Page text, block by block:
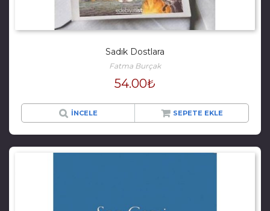
Sadık Dostlara
Fatma Burçak
54.00₺
İNCELE SEPETE EKLE